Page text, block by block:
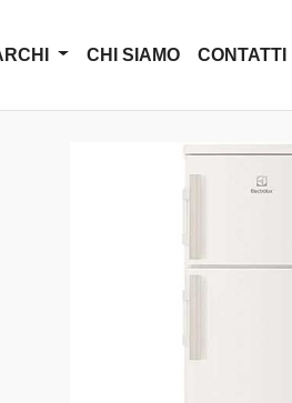
CHI SIAMO CONTATTI